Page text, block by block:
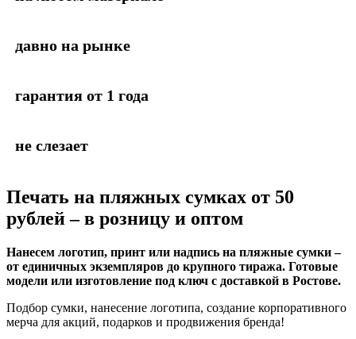
давно на рынке
гарантия от 1 года
не слезает
Печать на пляжных сумках от 50
рублей – в розницу и оптом
Нанесем логотип, принт или надпись на пляжные сумки –
от единичных экземпляров до крупного тиража. Готовые
модели или изготовление под ключ с доставкой в Ростове.
Подбор сумки, нанесение логотипа, создание корпоративного
мерча для акций, подарков и продвижения бренда!